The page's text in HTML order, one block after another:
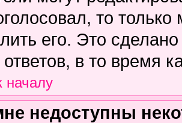
то
его. Это
в то время
началу
недоступны